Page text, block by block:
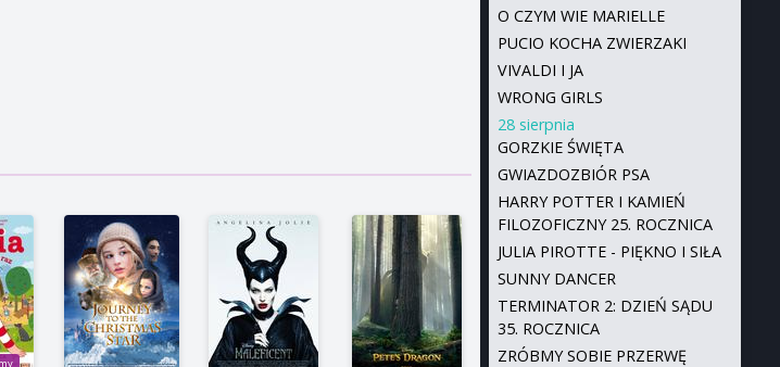
O CZYM WIE MARIELLE
PUCIO KOCHA ZWIERZAKI
VIVALDI I JA
WRONG GIRLS
28 sierpnia
GORZKIE ŚWIĘTA
GWIAZDOZBIÓR PSA
HARRY POTTER I KAMIEŃ
FILOZOFICZNY 25. ROCZNICA
JULIA PIROTTE - PIĘKNO I SIŁA
SUNNY DANCER
TERMINATOR 2: DZIEŃ SĄDU
35. ROCZNICA
ZRÓBMY SOBIE PRZERWĘ